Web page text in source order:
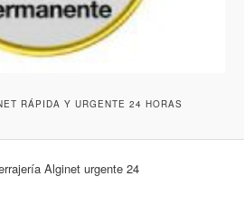
RÁPIDA Y URGENTE 24 HORAS
Alginet urgente 24